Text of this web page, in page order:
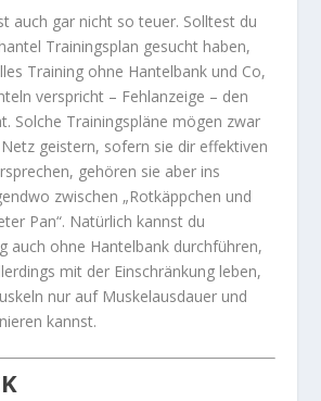
auch gar nicht so teuer. Solltest du
Trainingsplan gesucht haben,
Training ohne Hantelbank und Co,
verspricht – Fehlanzeige – den
Solche Trainingspläne mögen zwar
geistern, sofern sie dir effektiven
gehören sie aber ins
zwischen „Rotkäppchen und
Pan“. Natürlich kannst du
auch ohne Hantelbank durchführen,
mit der Einschränkung leben,
nur auf Muskelausdauer und
kannst.